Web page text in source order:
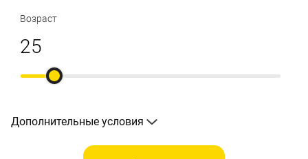
Возраст
Дополнительные условия